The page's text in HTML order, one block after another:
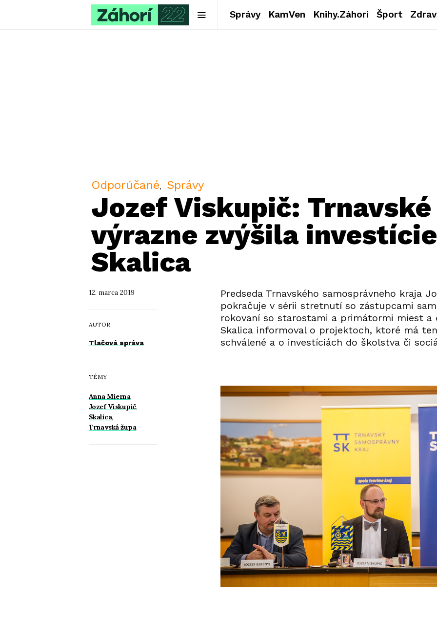
Správy KamVen Knihy.Záhorí Šport
Odporúčané Správy
Jozef Viskupič: Trnavské
výrazne zvýšila
Skalica
12. marca 2019
AUTOR
Tlačová správa
TÉMY
Anna Mierna,
Jozef Viskupič,
Skalica,
Trnavská župa
Predseda Trnavského samosprávneho kraja
pokračuje v sérii stretnutí so zástupcami
rokovaní so starostami a primátormi miest a
Skalica informoval o projektoch, ktoré má
schválené a o investíciách do školstva či